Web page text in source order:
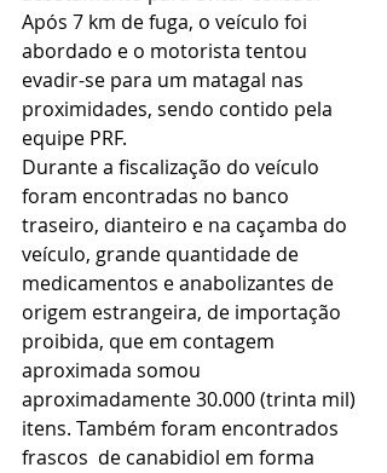
Após 7 km de fuga, o veículo foi
abordado e o motorista tentou
evadir-se para um matagal nas
proximidades, sendo contido pela
equipe PRF.
Durante a fiscalização do veículo
foram encontradas no banco
traseiro, dianteiro e na caçamba do
veículo, grande quantidade de
medicamentos e anabolizantes de
origem estrangeira, de importação
proibida, que em contagem
aproximada somou
aproximadamente 30.000 (trinta mil)
itens. Também foram encontrados
frascos  de canabidiol em forma